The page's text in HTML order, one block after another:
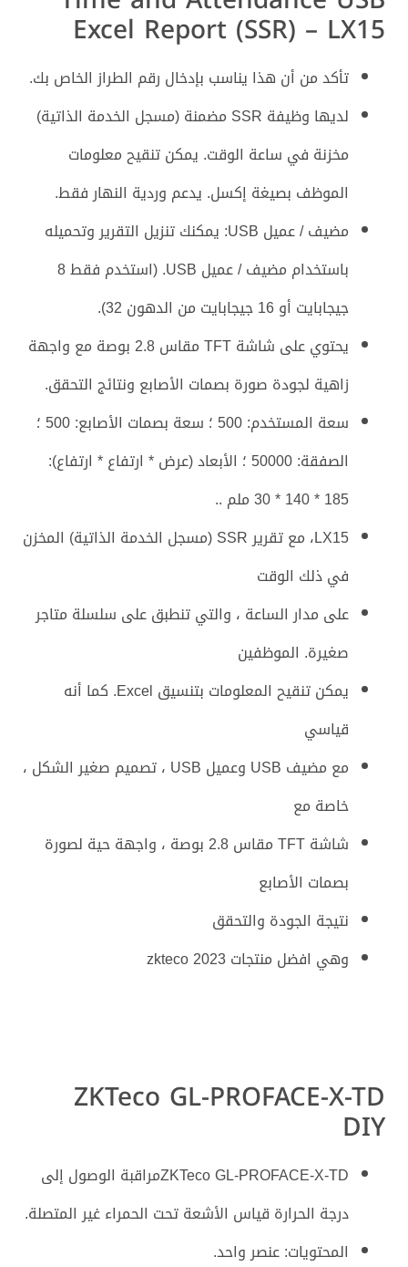
Excel Report (SSR) – LX15
تأكد من أن هذا يناسب بإدخال رقم الطراز الخاص بك.
لديها وظيفة SSR مضمنة (مسجل الخدمة الذاتية)
مخزنة في ساعة الوقت. يمكن تنقيح معلومات
الموظف بصيغة إكسل. يدعم وردية النهار فقط.
مضيف / عميل USB: يمكنك تنزيل التقرير وتحميله
باستخدام مضيف / عميل USB. (استخدم فقط 8
جيجابايت أو 16 جيجابايت من الدهون 32).
يحتوي على شاشة TFT مقاس 2.8 بوصة مع واجهة
زاهية لجودة صورة بصمات الأصابع ونتائج التحقق.
سعة المستخدم: 500 ؛ سعة بصمات الأصابع: 500 ؛
الصفقة: 50000 ؛ الأبعاد (عرض * ارتفاع * ارتفاع):
185 * 140 * 30 ملم ..
LX15، مع تقرير SSR (مسجل الخدمة الذاتية) المخزن
في ذلك الوقت
على مدار الساعة ، والتي تنطبق على سلسلة متاجر
صغيرة. الموظفين
يمكن تنقيح المعلومات بتنسيق Excel. كما أنه
قياسي
مع مضيف USB وعميل USB ، تصميم صغير الشكل ،
خاصة مع
شاشة TFT مقاس 2.8 بوصة ، واجهة حية لصورة
بصمات الأصابع
نتيجة الجودة والتحقق
وهي افضل منتجات zkteco 2023
ZKTeco GL-PROFACE-X-TD
DIY
ZKTeco GL-PROFACE-X-TDمراقبة الوصول إلى
درجة الحرارة قياس الأشعة تحت الحمراء غير المتصلة.
المحتويات: عنصر واحد.